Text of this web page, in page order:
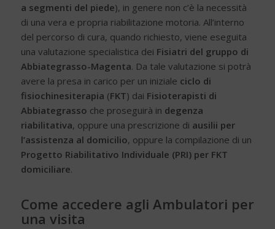
a segmenti del piede), in genere non c’è la necessità
di una vera e propria riabilitazione motoria. All’interno
del percorso di cura, quando richiesto, viene eseguita
una valutazione specialistica dei Fisiatri del gruppo di
Abbiategrasso-Magenta. Da tale valutazione si potrà
avere la presa in carico per un iniziale ciclo di
fisiochinesiterapia (FKT) dai Fisioterapisti di
Abbiategrasso che proseguirà in degenza
riabilitativa, oppure una prescrizione di ausilii per
l’assistenza al domicilio, oppure la compilazione di un
Progetto Riabilitativo Individuale (PRI) per FKT
domiciliare.
Come accedere agli Ambulatori per
una visita